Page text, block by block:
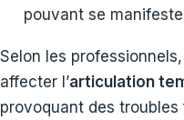
pouvant se
Selon les
affecter l’articulation
provoquant des